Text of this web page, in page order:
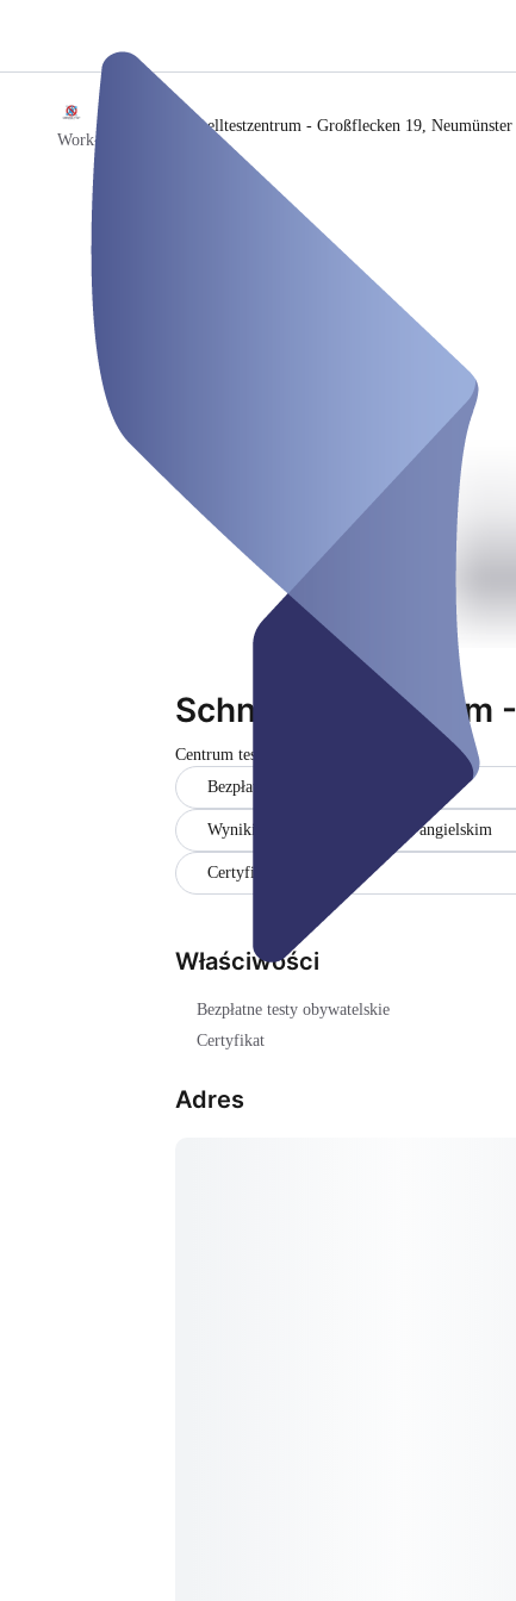
Work-it GmbH
Schnelltestzentrum - Großflecken 19, Neumünster
Schnelltestzentrum
Centrum testowe
Bezpłatne testy obywatelskie
Wyniki w języku niemieckim i angielskim
Certyfikat
Właściwości
Bezpłatne testy obywatelskie
Certyfikat
Adres